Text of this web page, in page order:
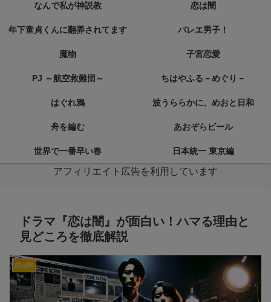
なんで私が神説教 恋は闇
年下童貞くんに翻弄されてます バレエ男子！
魔物 子宮恋愛
PJ ～航空救難団～ ちはやふる－めぐり－
はぐれ鴉 波うららかに、めおと日和
舟を編む あおぞらビール
世界で一番早い春 日本統一 東京編
アフィリエイト広告を利用しています
ドラマ『恋は闇』が面白い！ハマる理由と
見どころを徹底解説
恋は闇